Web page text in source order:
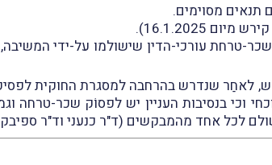
תנאים מסוימים.
שכר-טרחת עורכי-הדין שישולמו על-ידי
לאחַר שנדרש בהרחבה למסגרת החוקית